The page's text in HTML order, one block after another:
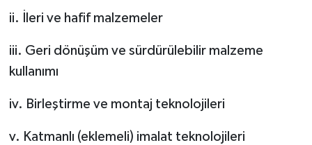
ii. İleri ve hafif malzemeler
iii. Geri dönüşüm ve sürdürülebilir malzeme
kullanımı
iv. Birleştirme ve montaj teknolojileri
v. Katmanlı (eklemeli) imalat teknolojileri